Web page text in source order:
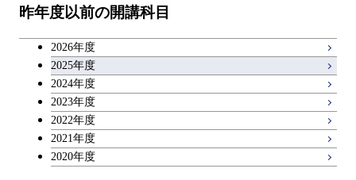
アントレプレナーシップ科目
昨年度以前の開講科目
2026年度
2025年度
2024年度
2023年度
2022年度
2021年度
2020年度